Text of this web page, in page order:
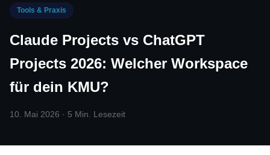
Tools & Praxis
Claude Projects vs ChatGPT
Projects 2026: Welcher Workspace
für dein KMU?
10. Mai 2026 · 5 Min. Lesezeit